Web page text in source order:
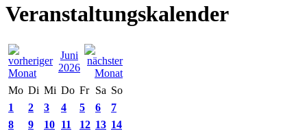
Veranstaltungskalender
Juni
2026
Mo Di Mi Do Fr Sa So
1
2 3 4 5 6
7
8
9 10 11 12 13 14